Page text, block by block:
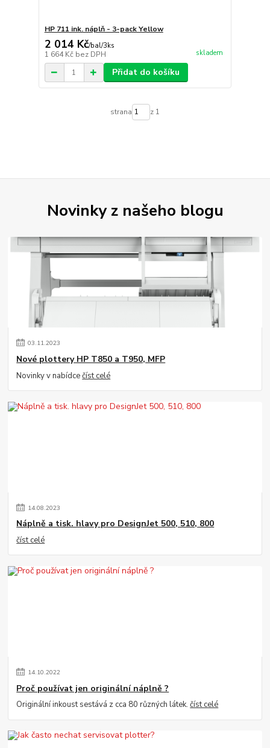
HP 711 ink. náplň - 3-pack Yellow
2 014 Kč/bal/3ks
1 664 Kč bez DPH skladem
Přidat do košíku
strana z 1
Novinky z našeho blogu
03.11.2023
Nové plottery HP T850 a T950, MFP
Novinky v nabídcečíst celé
14.08.2023
Náplně a tisk. hlavy pro DesignJet 500, 510, 800
číst celé
14.10.2022
Proč používat jen originální náplně ?
Originální inkoust sestává z cca 80 různých látek.číst celé